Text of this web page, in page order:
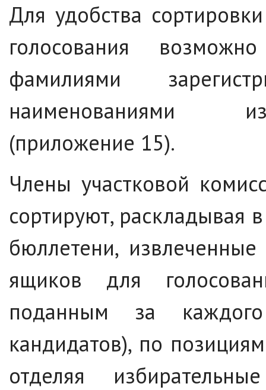
Для удобства
голосования
фамилиями
наименованиями
(приложение 15).
Члены участковой
сортируют, раскладывая
бюллетени,
ящиков для
поданным за
кандидатов), по
отделяя